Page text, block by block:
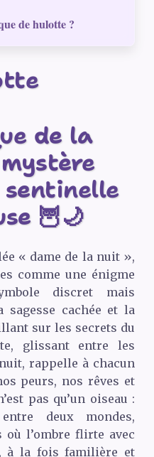
de hulotte ?
de la
🦉🌙
« dame de la nuit »,
comme une énigme
discret mais
cachée et la
sur les secrets du
glissant entre les
rappelle à chacun
peurs, nos rêves et
pas qu’un oiseau :
deux mondes,
l’ombre flirte avec
à la fois familière et